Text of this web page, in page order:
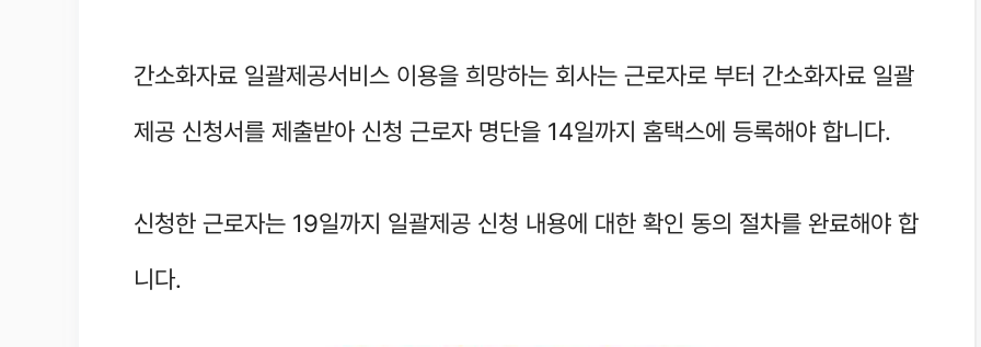
간소화자료 일괄제공서비스 이용을 희망하는 회사는 근로자로 부터 간소화자료 일괄
제공 신청서를 제출받아 신청 근로자 명단을 14일까지 홈택스에 등록해야 합니다.
신청한 근로자는 19일까지 일괄제공 신청 내용에 대한 확인 동의 절차를 완료해야 합
니다.